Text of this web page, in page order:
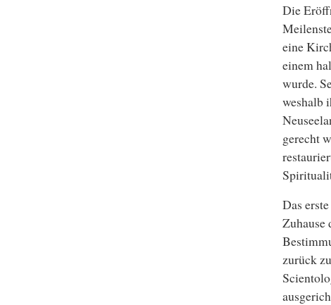
Die
eine
einem
wurde.
weshalb
gerecht
Das
Zuhause
zurück